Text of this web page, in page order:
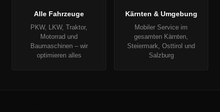
Alle Fahrzeuge
PKW, LKW, Traktor,
Motorrad und
Baumaschinen – wir
optimieren alles
Kärnten & Umgebung
Mobiler Service im
gesamten Kärnten,
Steiermark, Osttirol und
Salzburg